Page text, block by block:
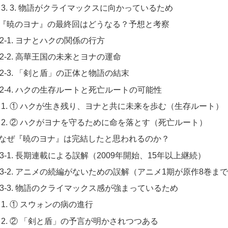
3. 物語がクライマックスに向かっているため
暁のヨナ』の最終回はどうなる？予想と考察
2-1. ヨナとハクの関係の行方
2-2. 高華王国の未来とヨナの運命
2-3. 「剣と盾」の正体と物語の結末
2-4. ハクの生存ルートと死亡ルートの可能性
① ハクが生き残り、ヨナと共に未来を歩む（生存ルート）
② ハクがヨナを守るために命を落とす（死亡ルート）
ぜ『暁のヨナ』は完結したと思われるのか？
3-1. 長期連載による誤解（2009年開始、15年以上継続）
3-2. アニメの続編がないための誤解（アニメ1期が原作8巻ま
3-3. 物語のクライマックス感が強まっているため
① スウォンの病の進行
② 「剣と盾」の予言が明かされつつある